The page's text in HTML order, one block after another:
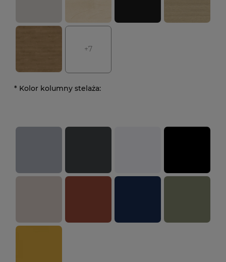
+7
* Kolor kolumny stelaża: